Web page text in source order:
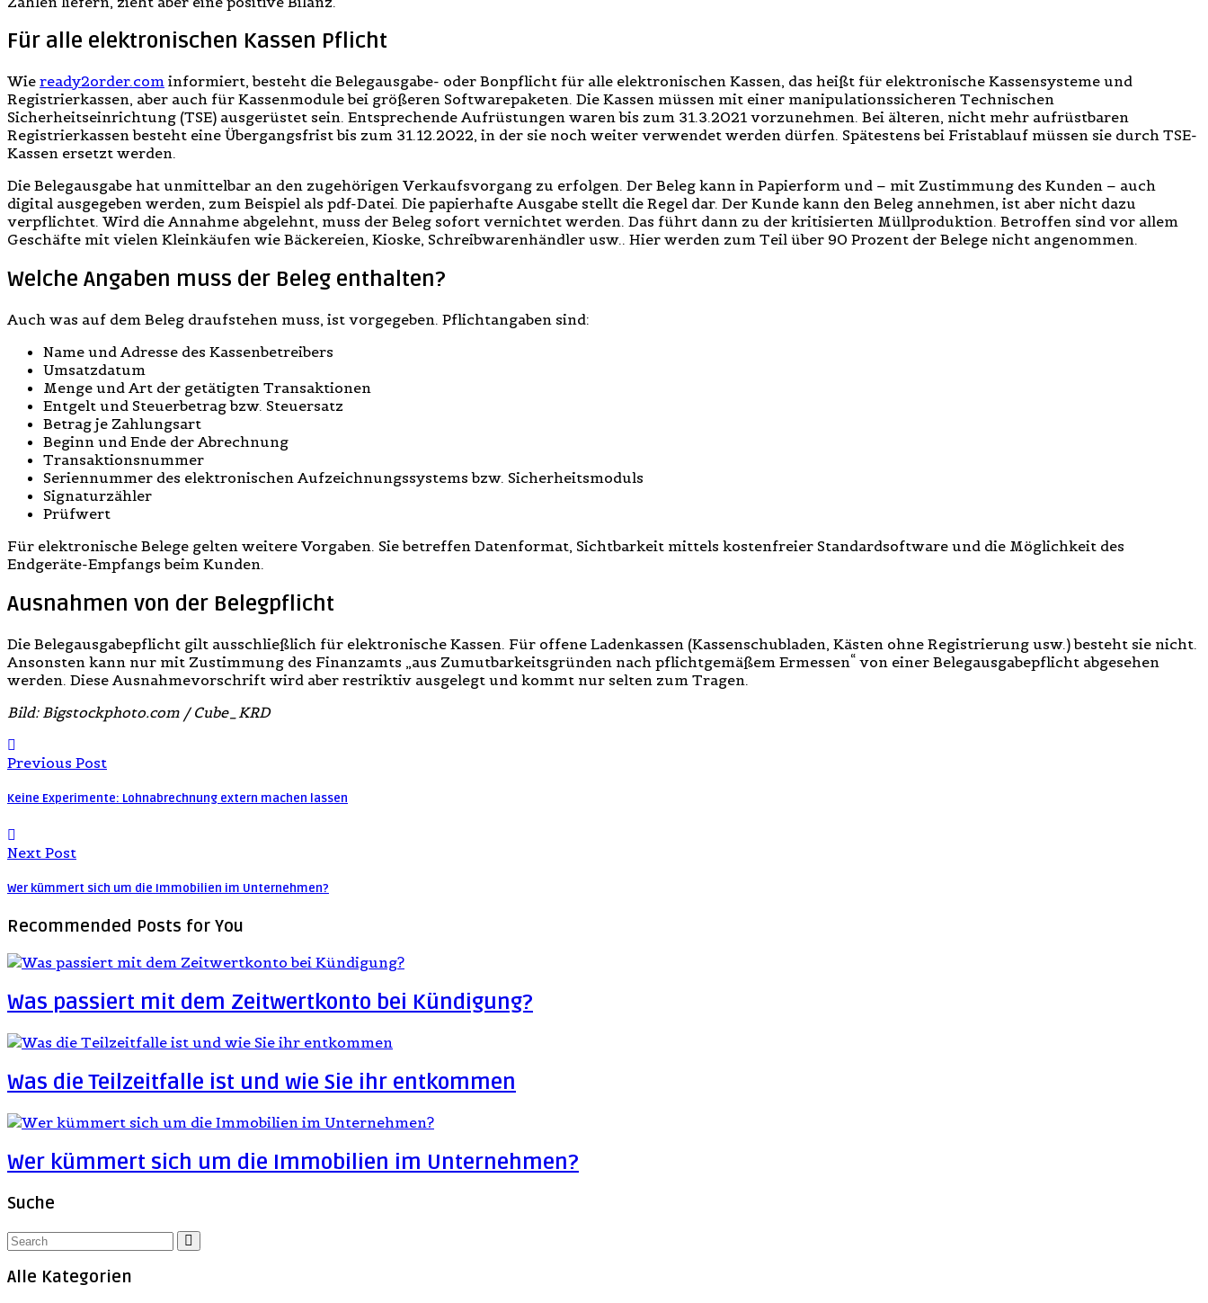
Für alle elektronischen Kassen Pflicht
Wie ready2order.com informiert, besteht die Belegausgabe- oder Bonpflicht für alle elektronischen Kassen, das heißt für elektronische Kassensysteme und
Registrierkassen, aber auch für Kassenmodule bei größeren Softwarepaketen. Die Kassen müssen mit einer manipulationssicheren Technischen
Sicherheitseinrichtung (TSE) ausgerüstet sein. Entsprechende Aufrüstungen waren bis zum 31.3.2021 vorzunehmen. Bei älteren, nicht mehr aufrüstbaren
Registrierkassen besteht eine Übergangsfrist bis zum 31.12.2022, in der sie noch weiter verwendet werden dürfen. Spätestens bei Fristablauf müssen sie durch TSE-
Kassen ersetzt werden.
Die Belegausgabe hat unmittelbar an den zugehörigen Verkaufsvorgang zu erfolgen. Der Beleg kann in Papierform und – mit Zustimmung des Kunden – auch
digital ausgegeben werden, zum Beispiel als pdf-Datei. Die papierhafte Ausgabe stellt die Regel dar. Der Kunde kann den Beleg annehmen, ist aber nicht dazu
verpflichtet. Wird die Annahme abgelehnt, muss der Beleg sofort vernichtet werden. Das führt dann zu der kritisierten Müllproduktion. Betroffen sind vor allem
Geschäfte mit vielen Kleinkäufen wie Bäckereien, Kioske, Schreibwarenhändler usw.. Hier werden zum Teil über 90 Prozent der Belege nicht angenommen.
Welche Angaben muss der Beleg enthalten?
Auch was auf dem Beleg draufstehen muss, ist vorgegeben. Pflichtangaben sind:
Name und Adresse des Kassenbetreibers
Umsatzdatum
Menge und Art der getätigten Transaktionen
Entgelt und Steuerbetrag bzw. Steuersatz
Betrag je Zahlungsart
Beginn und Ende der Abrechnung
Transaktionsnummer
Seriennummer des elektronischen Aufzeichnungssystems bzw. Sicherheitsmoduls
Signaturzähler
Prüfwert
Für elektronische Belege gelten weitere Vorgaben. Sie betreffen Datenformat, Sichtbarkeit mittels kostenfreier Standardsoftware und die Möglichkeit des
Endgeräte-Empfangs beim Kunden.
Ausnahmen von der Belegpflicht
Die Belegausgabepflicht gilt ausschließlich für elektronische Kassen. Für offene Ladenkassen (Kassenschubladen, Kästen ohne Registrierung usw.) besteht sie nicht.
Ansonsten kann nur mit Zustimmung des Finanzamts „aus Zumutbarkeitsgründen nach pflichtgemäßem Ermessen“ von einer Belegausgabepflicht abgesehen
werden. Diese Ausnahmevorschrift wird aber restriktiv ausgelegt und kommt nur selten zum Tragen.
Bild: Bigstockphoto.com / Cube_KRD
Previous Post
Keine Experimente: Lohnabrechnung extern machen lassen
Next Post
Wer kümmert sich um die Immobilien im Unternehmen?
Recommended Posts for You
Was passiert mit dem Zeitwertkonto bei Kündigung?
Was die Teilzeitfalle ist und wie Sie ihr entkommen
Wer kümmert sich um die Immobilien im Unternehmen?
Suche
Alle Kategorien